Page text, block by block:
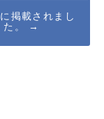
掲載されまし
た。 →